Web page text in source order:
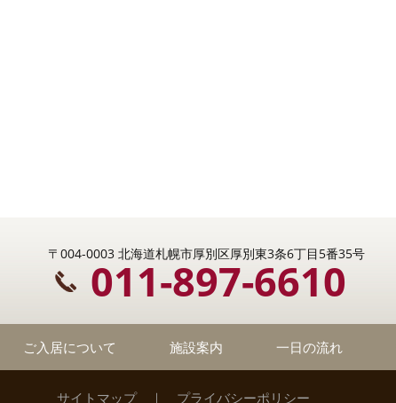
〒004-0003 北海道札幌市厚別区厚別東3条6丁目5番35号
011-897-6610
ご入居について 施設案内 一日の流れ
サイトマップ｜ プライバシーポリシー